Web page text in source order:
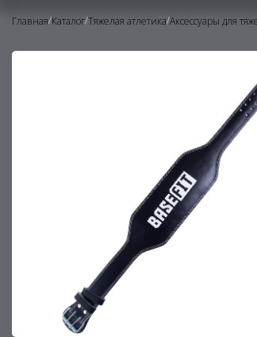
Главная/Каталог/Тяжелая атлетика/Аксессуары для